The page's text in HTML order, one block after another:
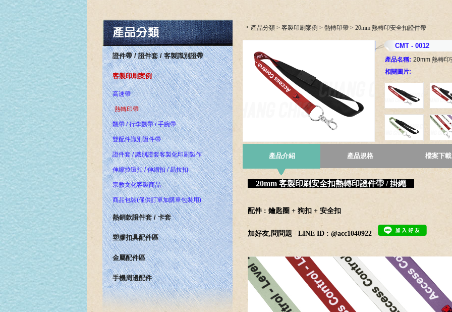
證件帶 / 證件套 / 客製識別證帶
客製印刷案例
高速帶
熱轉印帶
飄帶 / 行李飄帶 / 手腕帶
雙配件識別證件帶
證件套 / 識別證套客製化印刷製作
伸縮拉環扣 / 伸縮扣 / 易拉扣
宗教文化客製商品
商品包裝(僅供訂單加購單包裝用)
熱銷款證件套 / 卡套
塑膠扣具配件區
金屬配件區
手機周邊配件
產品分類 > 客製印刷案例 > 熱轉印帶 > 20mm 熱轉印安全扣證件帶
CMT - 0012
產品名稱: 20mm 熱轉印
相關圖片:
產品介紹 產品規格 檔案下載
20mm 客製印刷安全扣熱轉印證件帶 / 掛繩
配件 : 鑰匙圈 + 狗扣 + 安全扣
加好友,問問題 LINE ID : @acc1040922